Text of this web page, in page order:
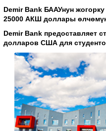
Demir Bank БААУнун
25000 АКШ доллары
Demir Bank предоставляет
долларов США для